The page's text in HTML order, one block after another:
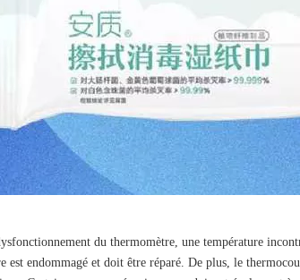
du thermomètre, une température
endommagé et doit être réparé. De plus, le